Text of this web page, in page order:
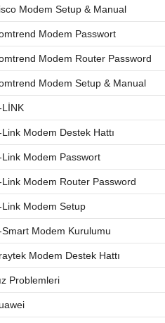
Modem Setup & Manual
Modem Passwort
Modem Router Password
Modem Setup & Manual
LİNK
Link Modem Destek Hattı
Link Modem Passwort
Link Modem Router Password
Link Modem Setup
Smart Modem Kurulumu
Modem Destek Hattı
Problemleri